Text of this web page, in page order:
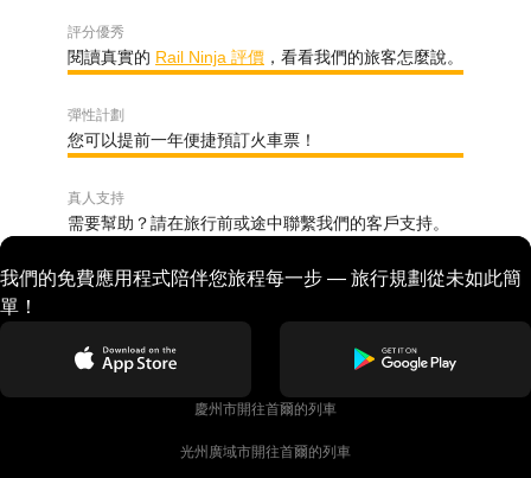
評分優秀
閱讀真實的 Rail Ninja 評價 ，看看我們的旅客怎麼說。
彈性計劃
您可以提前一年便捷預訂火車票！
真人支持
需要幫助？請在旅行前或途中聯繫我們的客戶支持。
我們的免費應用程式陪伴您旅程每一步 — 旅行規劃從未如此簡
單！
慶州市開往首爾的列車
光州廣域市開往首爾的列車